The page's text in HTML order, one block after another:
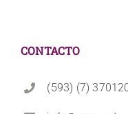
CONTACTO
(593) (7)